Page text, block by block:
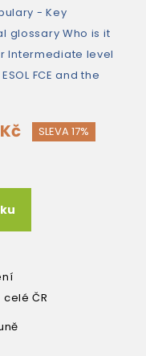
- Key
glossary Who is it
Intermediate level
FCE and the
SLEVA 17%
ČR